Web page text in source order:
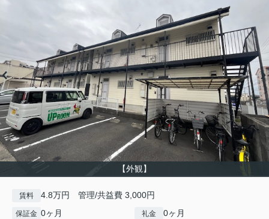
【外観】
賃料 4.8万円 管理/共益費 3,000円
保証金 0ヶ月 礼金 0ヶ月